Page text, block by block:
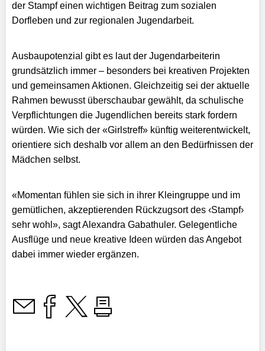
der Stampf einen wichtigen Beitrag zum sozialen
Dorfleben und zur regionalen Jugendarbeit.
Ausbaupotenzial gibt es laut der Jugendarbeiterin
grundsätzlich immer – besonders bei kreativen Projekten
und gemeinsamen Aktionen. Gleichzeitig sei der aktuelle
Rahmen bewusst überschaubar gewählt, da schulische
Verpflichtungen die Jugendlichen bereits stark fordern
würden. Wie sich der «Girlstreff» künftig weiterentwickelt,
orientiere sich deshalb vor allem an den Bedürfnissen der
Mädchen selbst.
«Momentan fühlen sie sich in ihrer Kleingruppe und im
gemütlichen, akzeptierenden Rückzugsort des ‹Stampf›
sehr wohl», sagt Alexandra Gabathuler. Gelegentliche
Ausflüge und neue kreative Ideen würden das Angebot
dabei immer wieder ergänzen.